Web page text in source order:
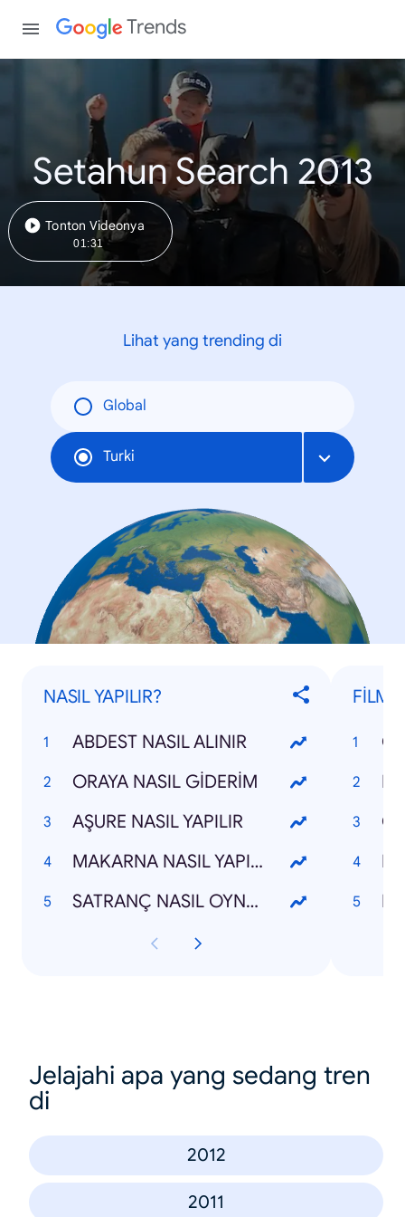
Trends
Setahun Search 2013
Tonton Videonya
01:31
Lihat yang trending di
Global
Turki
NASIL YAPILIR?
ABDEST NASIL ALINIR
ORAYA NASIL GİDERİM
AŞURE NASIL YAPILIR
MAKARNA NASIL YAPILIR
SATRANÇ NASIL OYNANIR
Jelajahi apa yang sedang tren
di
2012
2011